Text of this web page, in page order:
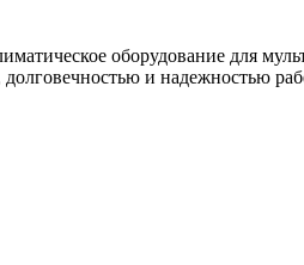
оборудование для
и надежностью